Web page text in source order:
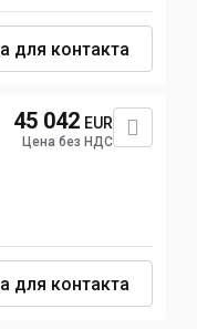
для контакта
45 042 EUR
Цена без НДС
для контакта